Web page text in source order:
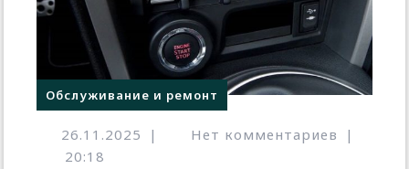
Обслуживание и ремонт
26.11.2025 | Нет комментариев
|
20:18